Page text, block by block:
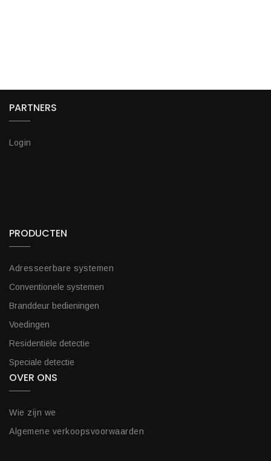
PARTNERS
Login
PRODUCTEN
Adresseerbare systemen
Conventionele systemen
Branddeur bedieningen
Voedingen
Residentiële detectie
Speciale detectie
OVER ONS
Wie zijn we
Algemene verkoopsvoorwaarden